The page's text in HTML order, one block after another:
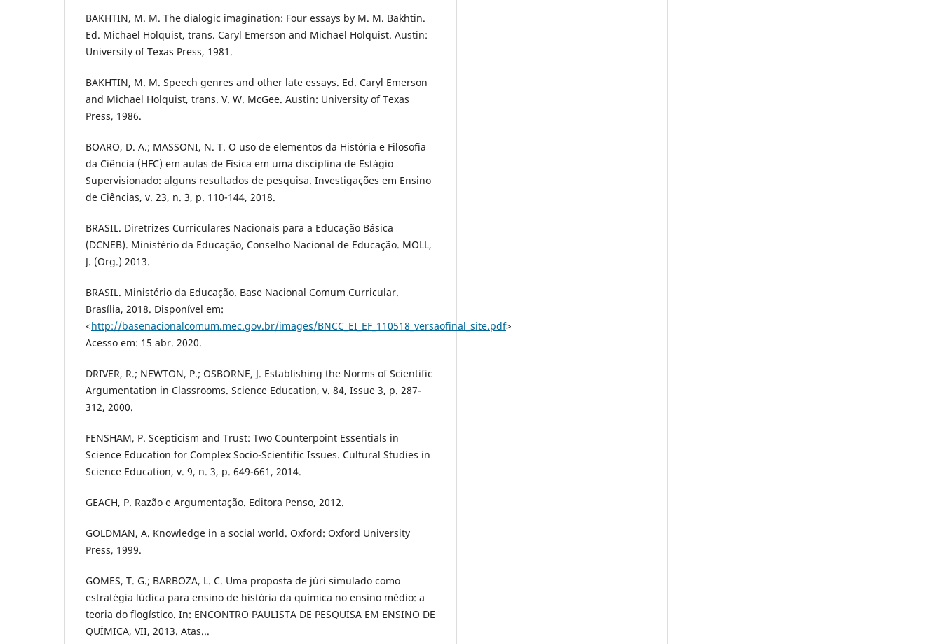
BAKHTIN, M. M. The dialogic imagination: Four essays by M. M. Bakhtin.
Ed. Michael Holquist, trans. Caryl Emerson and Michael Holquist. Austin:
University of Texas Press, 1981.
BAKHTIN, M. M. Speech genres and other late essays. Ed. Caryl Emerson
and Michael Holquist, trans. V. W. McGee. Austin: University of Texas
Press, 1986.
BOARO, D. A.; MASSONI, N. T. O uso de elementos da História e Filosofia
da Ciência (HFC) em aulas de Física em uma disciplina de Estágio
Supervisionado: alguns resultados de pesquisa. Investigações em Ensino
de Ciências, v. 23, n. 3, p. 110-144, 2018.
BRASIL. Diretrizes Curriculares Nacionais para a Educação Básica
(DCNEB). Ministério da Educação, Conselho Nacional de Educação. MOLL,
J. (Org.) 2013.
BRASIL. Ministério da Educação. Base Nacional Comum Curricular.
Brasília, 2018. Disponível em:
<http://basenacionalcomum.mec.gov.br/images/BNCC_EI_EF_110518_versaofinal_site.pdf>
Acesso em: 15 abr. 2020.
DRIVER, R.; NEWTON, P.; OSBORNE, J. Establishing the Norms of Scientific
Argumentation in Classrooms. Science Education, v. 84, Issue 3, p. 287-
312, 2000.
FENSHAM, P. Scepticism and Trust: Two Counterpoint Essentials in
Science Education for Complex Socio-Scientific Issues. Cultural Studies in
Science Education, v. 9, n. 3, p. 649-661, 2014.
GEACH, P. Razão e Argumentação. Editora Penso, 2012.
GOLDMAN, A. Knowledge in a social world. Oxford: Oxford University
Press, 1999.
GOMES, T. G.; BARBOZA, L. C. Uma proposta de júri simulado como
estratégia lúdica para ensino de história da química no ensino médio: a
teoria do flogístico. In: ENCONTRO PAULISTA DE PESQUISA EM ENSINO DE
QUÍMICA, VII, 2013. Atas...